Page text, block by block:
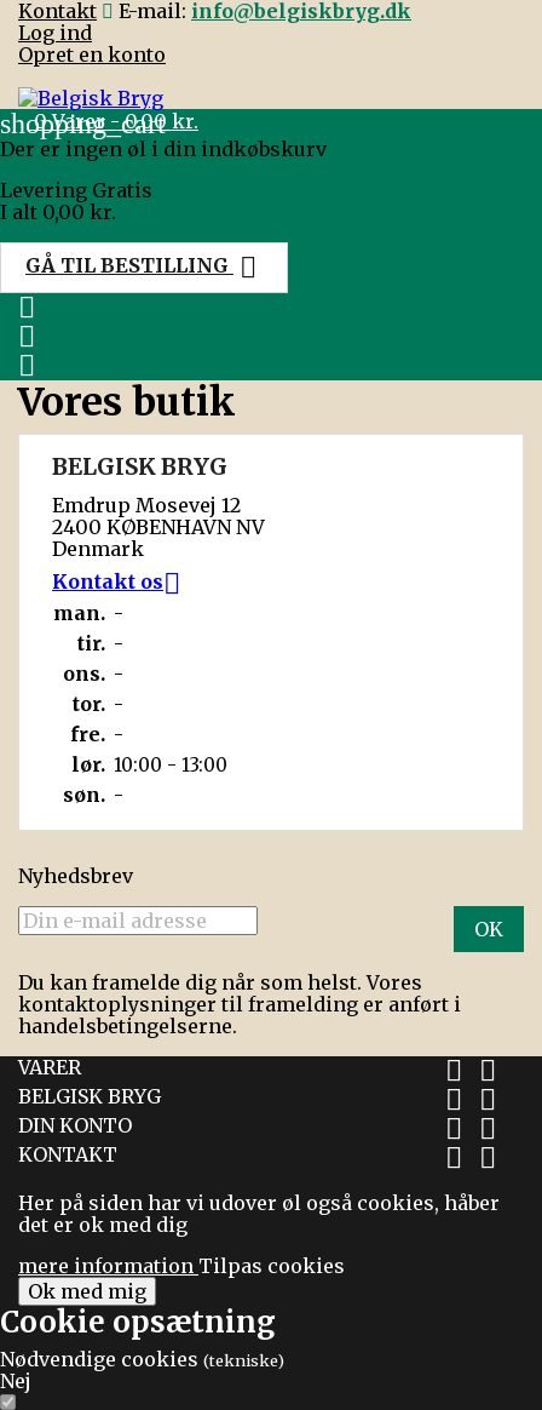
Kontakt E-mail: info@belgiskbryg.dk
Log ind
Opret en konto
shopping_cart
0Varer - 0,00 kr.
Der er ingen øl i din indkøbskurv
Levering Gratis
I alt 0,00 kr.
GÅ TIL BESTILLING 



Vores butik
BELGISK BRYG
Emdrup Mosevej 12
2400 KØBENHAVN NV
Denmark
Kontakt os
man. -
tir. -
ons. -
tor. -
fre. -
lør. 10:00 - 13:00
søn. -
Nyhedsbrev
Du kan framelde dig når som helst. Vores
kontaktoplysninger til framelding er anført i
handelsbetingelserne.
VARER
 
BELGISK BRYG  
DIN KONTO  
KONTAKT  
Her på siden har vi udover øl også cookies, håber
det er ok med dig
mere information Tilpas cookies
Ok med mig
Cookie opsætning
Nødvendige cookies (tekniske)
Nej